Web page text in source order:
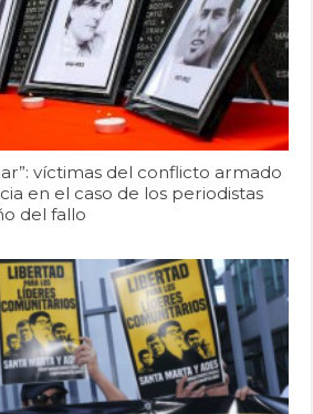
víctimas del conflicto armado
en el caso de los periodistas
del fallo